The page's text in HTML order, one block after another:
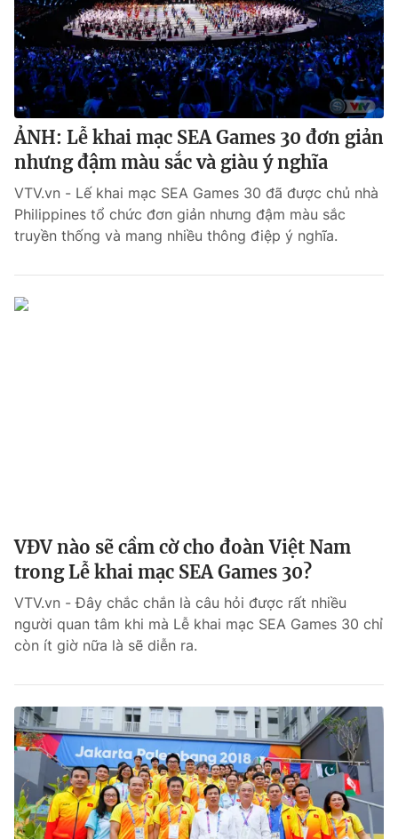
ẢNH: Lễ khai mạc SEA Games 30 đơn giản
nhưng đậm màu sắc và giàu ý nghĩa
VTV.vn - Lế khai mạc SEA Games 30 đã được chủ nhà
Philippines tổ chức đơn giản nhưng đậm màu sắc
truyền thống và mang nhiều thông điệp ý nghĩa.
VĐV nào sẽ cầm cờ cho đoàn Việt Nam
trong Lễ khai mạc SEA Games 30?
VTV.vn - Đây chắc chắn là câu hỏi được rất nhiều
người quan tâm khi mà Lễ khai mạc SEA Games 30 chỉ
còn ít giờ nữa là sẽ diễn ra.